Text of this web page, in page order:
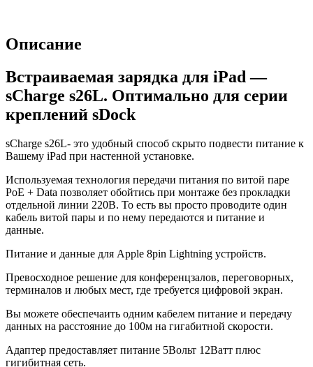
Описание
Встраиваемая зарядка для iPad —
sCharge s26L. Оптимально для серии
креплений sDock
sCharge s26L- это удобный способ скрыто подвести питание к
Вашему iPad при настенной установке.
Используемая технология передачи питания по витой паре
PoE + Data позволяет обойтись при монтаже без прокладки
отдельной линии 220В. То есть вы просто проводите один
кабель витой пары и по нему передаются и питание и
данные.
Питание и данные для Apple 8pin Lightning устройств.
Превосходное решение для конференцзалов, переговорных,
терминалов и любых мест, где требуется цифровой экран.
Вы можете обеспечаить одним кабелем питание и передачу
данных на расстояние до 100м на гигабитной скорости.
Адаптер предоставляет питание 5Вольт 12Ватт плюс
гигибитная сеть.